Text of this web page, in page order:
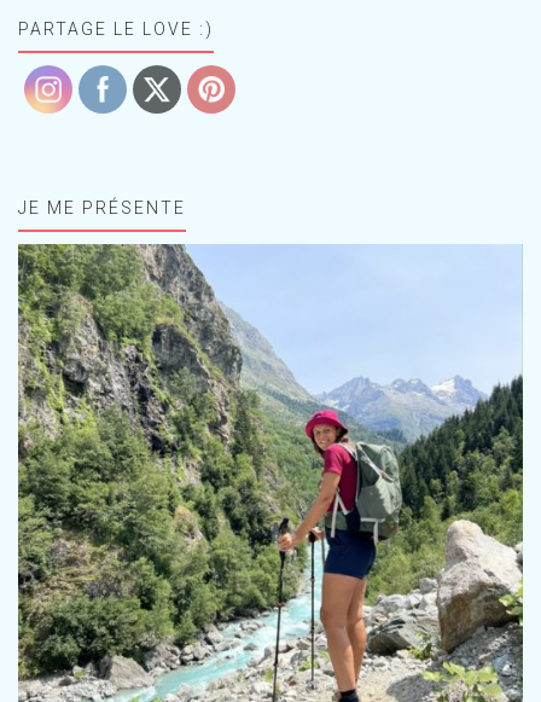
PARTAGE LE LOVE :)
JE ME PRÉSENTE